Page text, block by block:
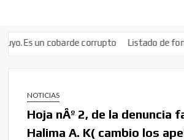
un cobarde corrupto Listado de fondos
NOTICIAS
Hoja nÂº 2, de la denuncia
Halima A. K( cambio los